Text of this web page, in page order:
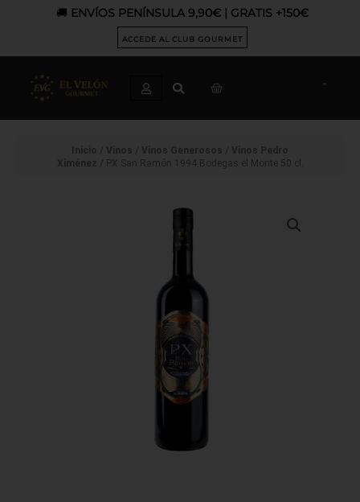
🚚 ENVÍOS PENÍNSULA 9,90€ | GRATIS +150€
ACCEDE AL CLUB GOURMET
CART
Inicio Vinos Vinos Generosos
Vinos Pedro
Ximénez / PX San Ramón 1994 Bodegas el Monte 50 cl.